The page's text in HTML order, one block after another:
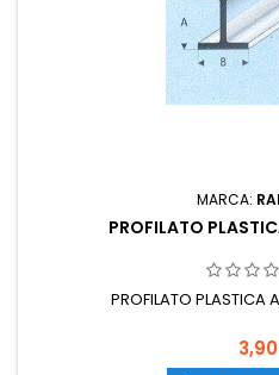
MARCA:
PROFILATO
PROFILATO PLASTICA